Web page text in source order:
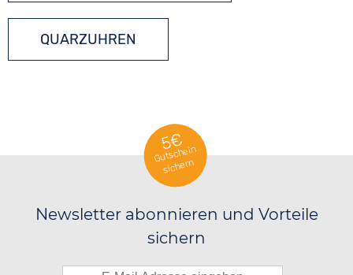
QUARZUHREN
5€
Gutschein
sichern
Newsletter abonnieren und Vorteile
sichern